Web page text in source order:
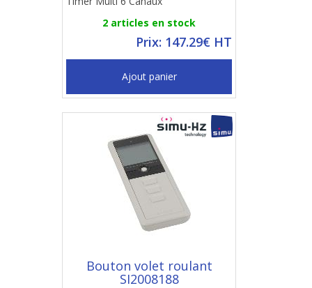
2 articles en stock
Prix: 147.29€ HT
Ajout panier
Bouton volet roulant
SI2008188